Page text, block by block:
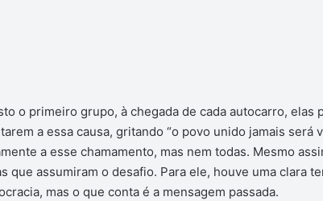
o primeiro grupo, à chegada de cada autocarro, elas
a essa causa, gritando “o povo unido jamais será
a esse chamamento, mas nem todas. Mesmo
que assumiram o desafio. Para ele, houve uma clara
mas o que conta é a mensagem passada.